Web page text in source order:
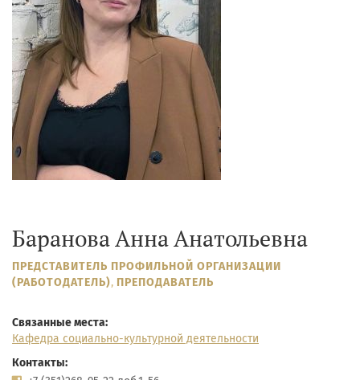
Баранова Анна Анатольевна
ПРЕДСТАВИТЕЛЬ ПРОФИЛЬНОЙ ОРГАНИЗАЦИИ
(РАБОТОДАТЕЛЬ), ПРЕПОДАВАТЕЛЬ
Связанные места:
Кафедра социально-культурной деятельности
Контакты: